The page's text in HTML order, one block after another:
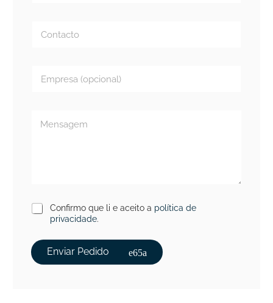
Confirmo que li e aceito a política de
privacidade.
Enviar Pedido